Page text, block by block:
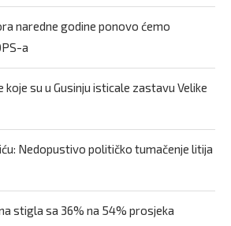
naredne godine ponovo ćemo
a
koje su u Gusinju isticale zastavu Velike
Nedopustivo političko tumačenje litija
stigla sa 36% na 54% prosjeka